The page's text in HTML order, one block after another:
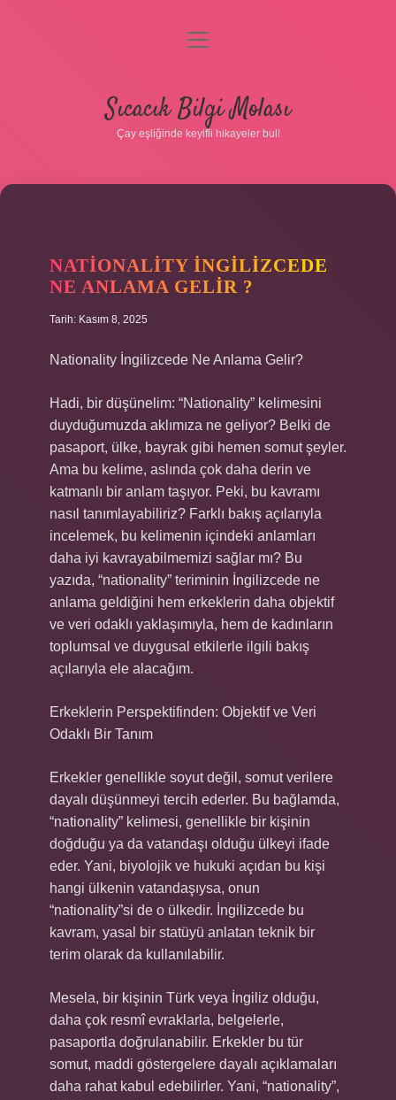
Gizlilik Politikası
Hakkımızda
menüyü
Sıcacık Bilgi Molası
Çay eşliğinde keyifli hikayeler bul!
NATIONALITY INGILIZCEDE
NE ANLAMA GELIR ?
Tarih: Kasım 8, 2025
Nationality İngilizcede Ne Anlama Gelir?
Hadi, bir düşünelim: “Nationality” kelimesini
duyduğumuzda aklımıza ne geliyor? Belki de
pasaport, ülke, bayrak gibi hemen somut şeyler.
Ama bu kelime, aslında çok daha derin ve
katmanlı bir anlam taşıyor. Peki, bu kavramı
nasıl tanımlayabiliriz? Farklı bakış açılarıyla
incelemek, bu kelimenin içindeki anlamları
daha iyi kavrayabilmemizi sağlar mı? Bu
yazıda, “nationality” teriminin İngilizcede ne
anlama geldiğini hem erkeklerin daha objektif
ve veri odaklı yaklaşımıyla, hem de kadınların
toplumsal ve duygusal etkilerle ilgili bakış
açılarıyla ele alacağım.
Erkeklerin Perspektifinden: Objektif ve Veri
Odaklı Bir Tanım
Erkekler genellikle soyut değil, somut verilere
dayalı düşünmeyi tercih ederler. Bu bağlamda,
“nationality” kelimesi, genellikle bir kişinin
doğduğu ya da vatandaşı olduğu ülkeyi ifade
eder. Yani, biyolojik ve hukuki açıdan bu kişi
hangi ülkenin vatandaşıysa, onun
“nationality”si de o ülkedir. İngilizcede bu
kavram, yasal bir statüyü anlatan teknik bir
terim olarak da kullanılabilir.
Mesela, bir kişinin Türk veya İngiliz olduğu,
daha çok resmî evraklarla, belgelerle,
pasaportla doğrulanabilir. Erkekler bu tür
somut, maddi göstergelere dayalı açıklamaları
daha rahat kabul edebilirler. Yani, “nationality”,